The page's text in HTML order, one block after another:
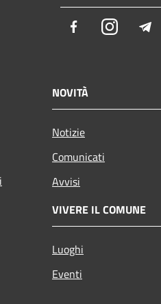
FacebookInstagram
NOVITÀ
Notizie
Comunicati
Avvisi
VIVERE IL COMUNE
Luoghi
Eventi